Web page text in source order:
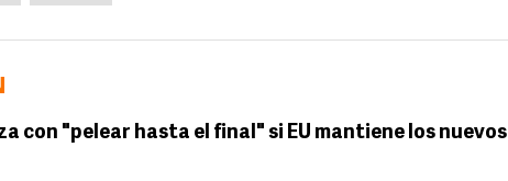
con "pelear hasta el final" si EU mantiene los nuevos